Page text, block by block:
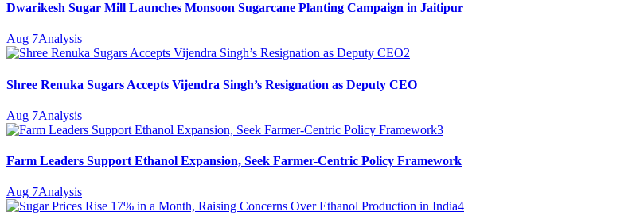
Dwarikesh Sugar Mill Launches Monsoon Sugarcane Planting Campaign in Jaitipur
Aug 7Analysis
2
Shree Renuka Sugars Accepts Vijendra Singh’s Resignation as Deputy CEO
Aug 7Analysis
3
Farm Leaders Support Ethanol Expansion, Seek Farmer-Centric Policy Framework
Aug 7Analysis
4